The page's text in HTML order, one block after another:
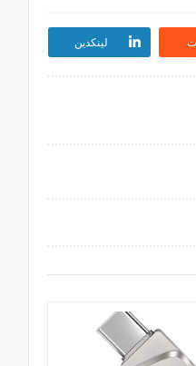
لينكدين